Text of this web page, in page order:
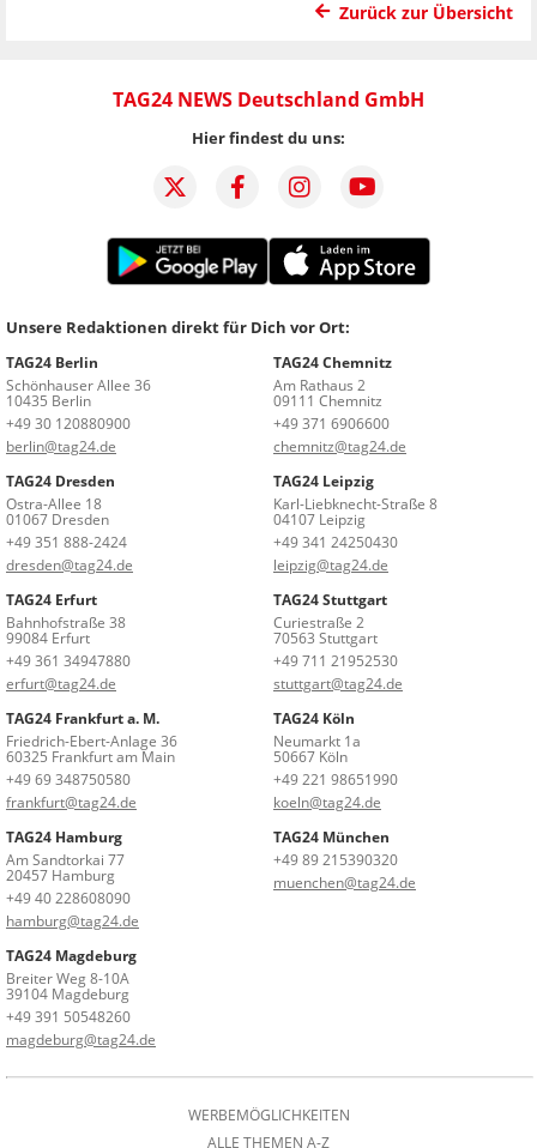
Zurück zur Übersicht
TAG24 NEWS Deutschland GmbH
Hier findest du uns:
Unsere Redaktionen direkt für Dich vor Ort:
TAG24 Berlin
Schönhauser Allee 36
10435 Berlin
+49 30 120880900
berlin@tag24.de
TAG24 Chemnitz
Am Rathaus 2
09111 Chemnitz
+49 371 6906600
chemnitz@tag24.de
TAG24 Dresden
Ostra-Allee 18
01067 Dresden
+49 351 888-2424
dresden@tag24.de
TAG24 Leipzig
Karl-Liebknecht-Straße 8
04107 Leipzig
+49 341 24250430
leipzig@tag24.de
TAG24 Erfurt
Bahnhofstraße 38
99084 Erfurt
+49 361 34947880
erfurt@tag24.de
TAG24 Stuttgart
Curiestraße 2
70563 Stuttgart
+49 711 21952530
stuttgart@tag24.de
TAG24 Frankfurt a. M.
Friedrich-Ebert-Anlage 36
60325 Frankfurt am Main
+49 69 348750580
frankfurt@tag24.de
TAG24 Köln
Neumarkt 1a
50667 Köln
+49 221 98651990
koeln@tag24.de
TAG24 Hamburg
Am Sandtorkai 77
20457 Hamburg
+49 40 228608090
hamburg@tag24.de
TAG24 München
+49 89 215390320
muenchen@tag24.de
TAG24 Magdeburg
Breiter Weg 8-10A
39104 Magdeburg
+49 391 50548260
magdeburg@tag24.de
WERBEMÖGLICHKEITEN
ALLE THEMEN A-Z